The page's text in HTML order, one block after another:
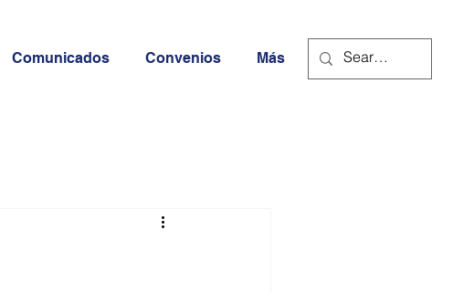
Comunicados Convenios Más